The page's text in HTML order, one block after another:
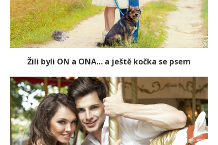
Žili byli ON a ONA… a ještě kočka se psem